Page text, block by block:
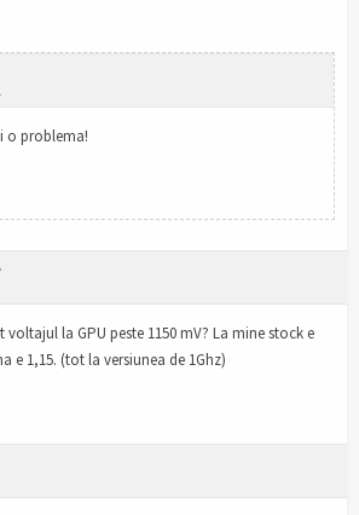
o problema!
la GPU peste 1150 mV? La mine stock e
e 1,15. (tot la versiunea de 1Ghz)